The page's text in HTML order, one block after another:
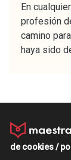
En
profesión
camino
haya sido
de cookies/